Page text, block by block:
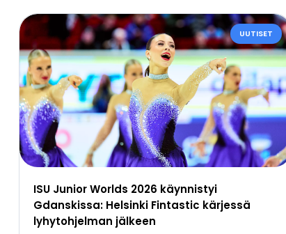
UUTISET
ISU Junior Worlds 2026 käynnistyi
Gdanskissa: Helsinki Fintastic kärjessä
lyhytohjelman jälkeen